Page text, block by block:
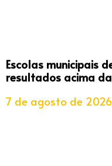
Escolas municipais
resultados acima
7 de agosto de 2026